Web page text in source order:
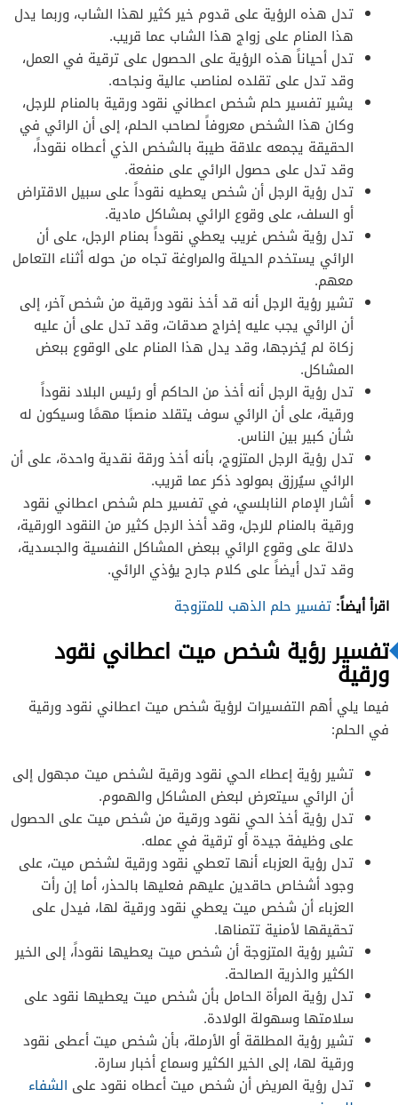
تدل هذه الرؤية على قدوم خير كثير لهذا الشاب، وربما يدل
هذا المنام على زواج هذا الشاب عما قريب.
تدل أحياناً هذه الرؤية على الحصول على ترقية في العمل،
وقد تدل على تقلده لمناصب عالية ونجاحه.
يشير تفسير حلم شخص اعطاني نقود ورقية بالمنام للرجل،
وكان هذا الشخص معروفاً لصاحب الحلم، إلى أن الرائي في
الحقيقة يجمعه علاقة طيبة بالشخص الذي أعطاه نقوداً،
وقد تدل على حصول الرائي على منفعة.
تدل رؤية الرجل أن شخص يعطيه نقوداً على سبيل الاقتراض
أو السلف، على وقوع الرائي بمشاكل مادية.
تدل رؤية شخص غريب يعطي نقوداً بمنام الرجل، على أن
الرائي يستخدم الحيلة والمراوغة تجاه من حوله أثناء التعامل
معهم.
تشير رؤية الرجل أنه قد أخذ نقود ورقية من شخص آخر، إلى
أن الرائي يجب عليه إخراج صدقات، وقد تدل على أن عليه
زكاة لم يُخرجها، وقد يدل هذا المنام على الوقوع ببعض
المشاكل.
تدل رؤية الرجل أنه أخذ من الحاكم أو رئيس البلاد نقوداً
ورقية، على أن الرائي سوف يتقلد منصبًا مهمًا وسيكون له
شأن كبير بين الناس.
تدل رؤية الرجل المتزوج، بأنه أخذ ورقة نقدية واحدة، على أن
الرائي سيُرزق بمولود ذكر عما قريب.
أشار الإمام النابلسي، في تفسير حلم شخص اعطاني نقود
ورقية بالمنام للرجل، وقد أخذ الرجل كثير من النقود الورقية،
دلالة على وقوع الرائي ببعض المشاكل النفسية والجسدية،
وقد تدل أيضاً على كلام جارح يؤذي الرائي.
اقرأ أيضاً: تفسير حلم الذهب للمتزوجة
تفسير رؤية شخص ميت اعطاني نقود
ورقية
فيما يلي أهم التفسيرات لرؤية شخص ميت اعطاني نقود ورقية
في الحلم:
تشير رؤية إعطاء الحي نقود ورقية لشخص ميت مجهول إلى
أن الرائي سيتعرض لبعض المشاكل والهموم.
تدل رؤية أخذ الحي نقود ورقية من شخص ميت على الحصول
على وظيفة جيدة أو ترقية في عمله.
تدل رؤية العزباء أنها تعطي نقود ورقية لشخص ميت، على
وجود أشخاص حاقدين عليهم فعليها بالحذر، أما إن رأت
العزباء أن شخص ميت يعطي نقود ورقية لها، فيدل على
تحقيقها لأمنية تتمناها.
تشير رؤية المتزوجة أن شخص ميت يعطيها نقوداً، إلى الخير
الكثير والذرية الصالحة.
تدل رؤية المرأة الحامل بأن شخص ميت يعطيها نقود على
سلامتها وسهولة الولادة.
تشير رؤية المطلقة أو الأرملة، بأن شخص ميت أعطى نقود
ورقية لها، إلى الخير الكثير وسماع أخبار سارة.
تدل رؤية المريض أن شخص ميت أعطاه نقود على الشفاء